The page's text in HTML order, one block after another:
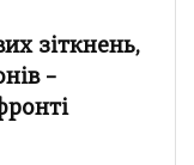
зіткнень,
–